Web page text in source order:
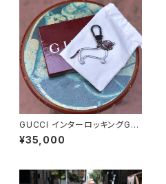
GUCCI インターロッキングGド
ッグ キーホルダー
¥35,000